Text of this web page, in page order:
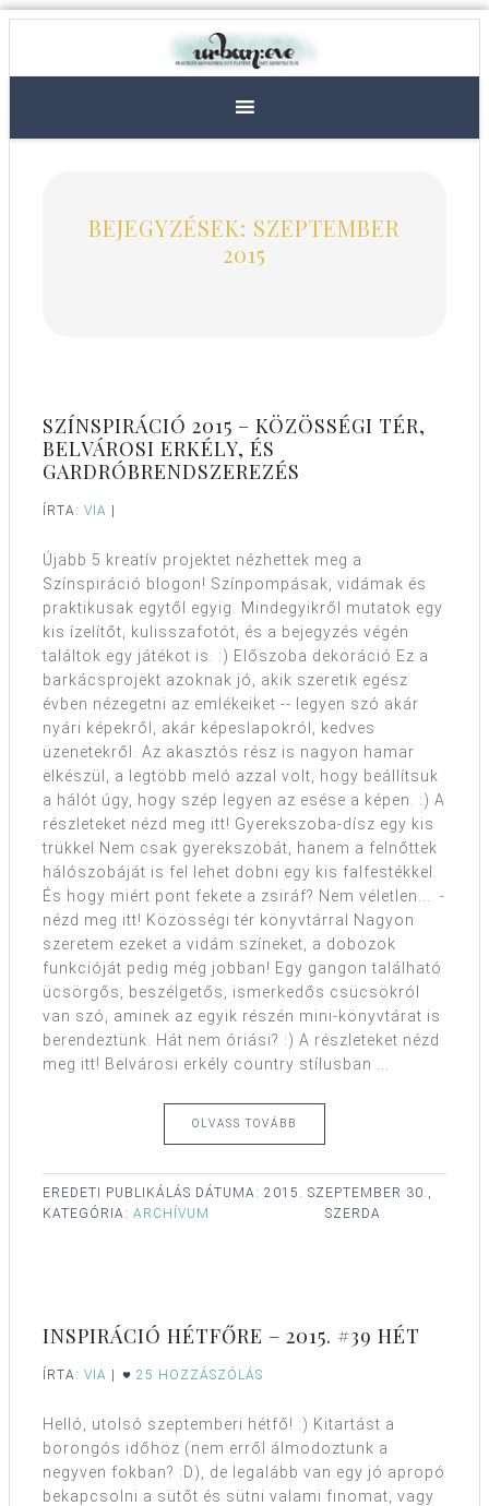
BEJEGYZÉSEK: SZEPTEMBER
2015
SZÍNSPIRÁCIÓ 2015 – KÖZÖSSÉGI TÉR,
BELVÁROSI ERKÉLY, ÉS
GARDRÓBRENDSZEREZÉS
ÍRTA: VIA
Újabb 5 kreatív projektet nézhettek meg a
Színspiráció blogon! Színpompásak, vidámak és
praktikusak egytől egyig. Mindegyikről mutatok egy
kis ízelítőt, kulisszafotót, és a bejegyzés végén
találtok egy játékot is. :) Előszoba dekoráció Ez a
barkácsprojekt azoknak jó, akik szeretik egész
évben nézegetni az emlékeiket -- legyen szó akár
nyári képekről, akár képeslapokról, kedves
üzenetekről. Az akasztós rész is nagyon hamar
elkészül, a legtöbb meló azzal volt, hogy beállítsuk
a hálót úgy, hogy szép legyen az esése a képen. :) A
részleteket nézd meg itt! Gyerekszoba-dísz egy kis
trükkel Nem csak gyerekszobát, hanem a felnőttek
hálószobáját is fel lehet dobni egy kis falfestékkel.
És hogy miért pont fekete a zsiráf? Nem véletlen... -
nézd meg itt! Közösségi tér könyvtárral Nagyon
szeretem ezeket a vidám színeket, a dobozok
funkcióját pedig még jobban! Egy gangon található
ücsörgős, beszélgetős, ismerkedős csücsökról
van szó, aminek az egyik részén mini-könyvtárat is
berendeztünk. Hát nem óriási? :) A részleteket nézd
meg itt! Belvárosi erkély country stílusban ...
OLVASS TOVÁBB
EREDETI PUBLIKÁLÁS DÁTUMA: 2015. SZEPTEMBER 30.,
SZERDA
KATEGÓRIA: ARCHÍVUM
INSPIRÁCIÓ HÉTFŐRE – 2015. #39 HÉT
ÍRTA: VIA | 25 HOZZÁSZÓLÁS
Helló, utolsó szeptemberi hétfő! :) Kitartást a
borongós időhöz (nem erről álmodoztunk a
negyven fokban? :D), de legalább van egy jó apropó
bekapcsolni a sütőt és sütni valami finomat, vagy